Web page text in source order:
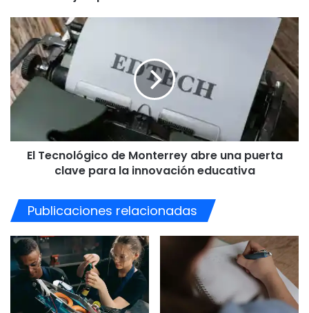
transformación
educativa
El
Tecnológico
de
Monterrey
abre
una
para
innovación
El Tecnológico de Monterrey abre una puerta
clave para la innovación educativa
Publicaciones relacionadas